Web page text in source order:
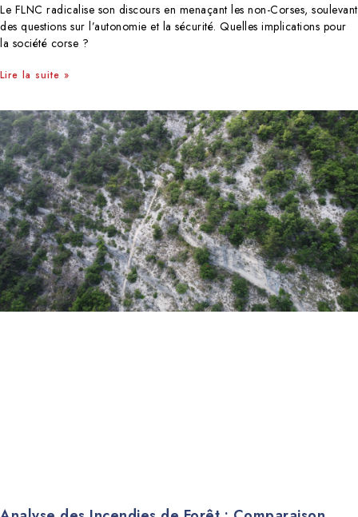
Le FLNC radicalise son discours en menaçant les non-Corses, soulevant
des questions sur l’autonomie et la sécurité. Quelles implications pour
la société corse ?
Lire la suite »